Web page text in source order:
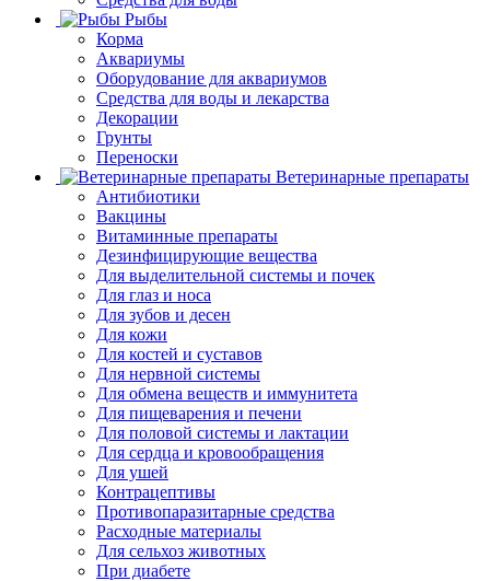
Рыбы
Корма
Аквариумы
Оборудование для аквариумов
Средства для воды и лекарства
Декорации
Грунты
Переноски
Ветеринарные препараты
Антибиотики
Вакцины
Витаминные препараты
Дезинфицирующие вещества
Для выделительной системы и почек
Для глаз и носа
Для зубов и десен
Для кожи
Для костей и суставов
Для нервной системы
Для обмена веществ и иммунитета
Для пищеварения и печени
Для половой системы и лактации
Для сердца и кровообращения
Для ушей
Контрацептивы
Противопаразитарные средства
Расходные материалы
Для сельхоз животных
При диабете